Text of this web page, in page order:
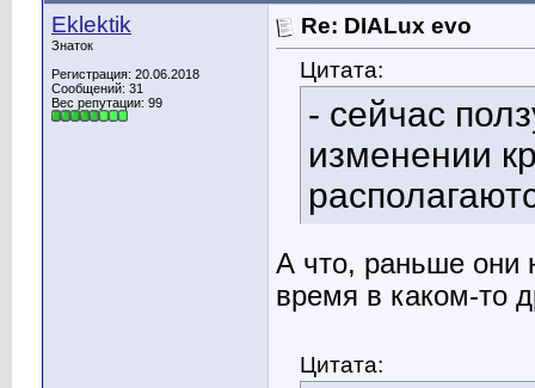
Eklektik
Знаток
Регистрация: 20.06.2018
Сообщений: 31
Вес репутации: 99
Re: DIALux evo
Цитата:
- сейчас
изменении
А что, раньше они
время в каком-то
Цитата: